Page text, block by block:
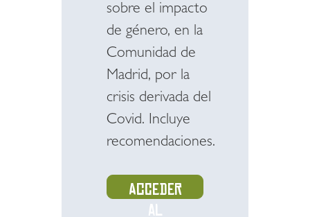
sobre el impacto
de género, en la
Comunidad de
Madrid, por la
crisis derivada del
Covid. Incluye
recomendaciones.
Acceder
al